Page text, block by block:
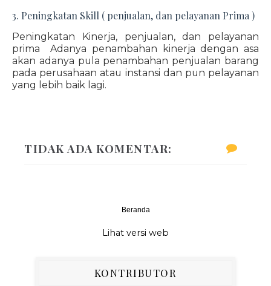
3. Peningkatan Skill ( penjualan, dan pelayanan Prima )
Peningkatan Kinerja, penjualan, dan pelayanan
prima Adanya penambahan kinerja dengan asa
akan adanya pula penambahan penjualan barang
pada perusahaan atau instansi dan pun pelayanan
yang lebih baik lagi.
TIDAK ADA KOMENTAR:
Beranda
Lihat versi web
KONTRIBUTOR